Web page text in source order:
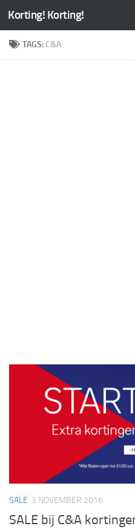
Korting! Korting!
TAGS: C&A
SALE 3 NOVEMBER 2016
SALE bij C&A